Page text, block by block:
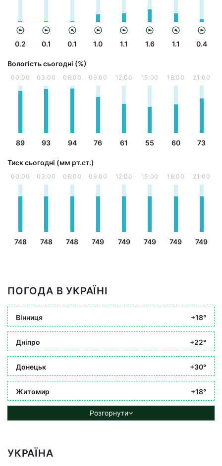
0.2 0.1 0.1 1.0 1.1 1.6 1.1 0.4
Вологість сьогодні (%)
00:00
89
03:00
93
06:00
94
09:00
76
12:00
61
15:00
55
18:00
60
21:00
73
Тиск сьогодні (мм рт.ст.)
00:00
748
03:00
748
06:00
748
09:00
749
12:00
749
15:00
749
18:00
749
21:00
749
ПОГОДА В УКРАЇНІ
Вінниця +18°
Дніпро +22°
Донецьк +30°
Житомир +18°
Розгорнути
УКРАЇНА